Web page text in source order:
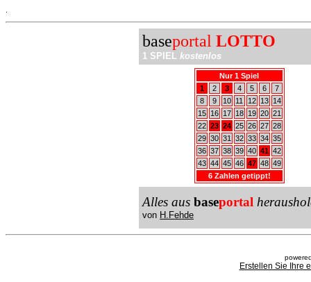
baseportal LOTTO
1 SPIEL kostenlos
Nur 1 Spiel
1
2 3 4 5 6
7
8
9 10 11 12 13
14
15
16 17 18 19 20 21
22 23 24 25 26 27 28
29 30 31 32 33 34 35
36 37 38 39 40 41 42
43 44 45 46 47 48 49
6 Zahlen getippt!
Alles aus baseportal
von H.Fehde
Erstellen Sie Ihre